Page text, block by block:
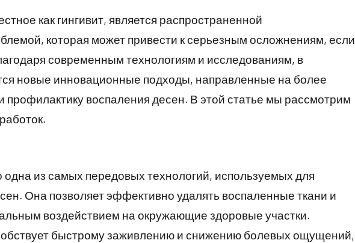
как гингивит, является распространенной
которая может привести к серьезным осложнениям, если
современным технологиям и исследованиям, в
новые инновационные подходы, направленные на более
воспаления десен. В этой статье мы рассмотрим
одна из самых передовых технологий, используемых для
Она позволяет эффективно удалять воспаленные ткани и
воздействием на окружающие здоровые участки.
быстрому заживлению и снижению болевых ощущений,